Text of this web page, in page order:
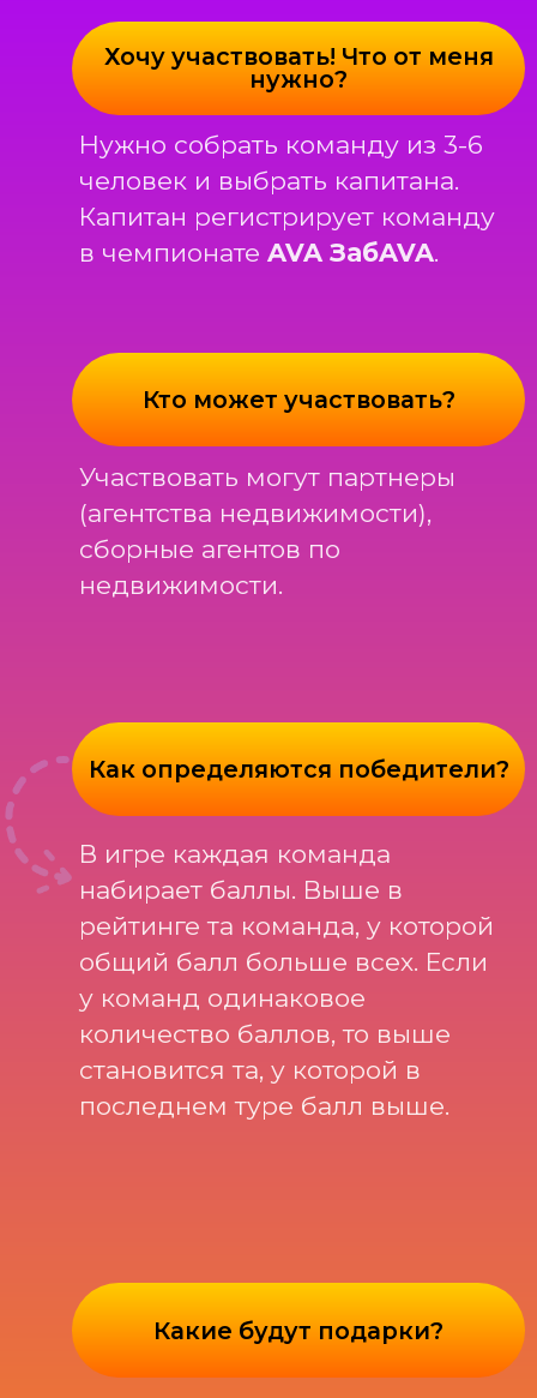
Какие будут подарки?
1, 2 и 3-е места получат
фирменный мерч,
бутылочку подарочного
игристого. Также, по итогу